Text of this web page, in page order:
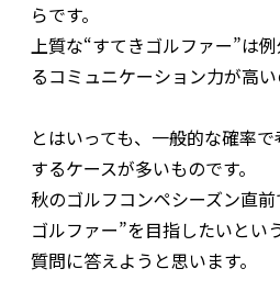
らです。
上質な“すてきゴルファー”は
るコミュニケーション力が高い
とはいっても、一般的な確率
するケースが多いものです。
秋のゴルフコンペシーズン直
ゴルファー”を目指したいとい
質問に答えようと思います。